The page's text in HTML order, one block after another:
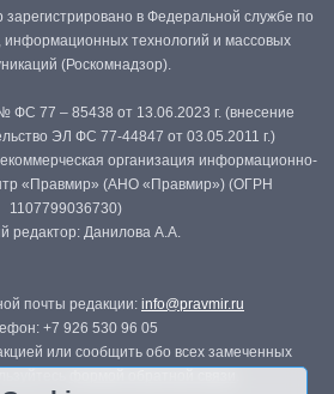
в Федеральной службе по
информационных технологий и массовых
(Роскомнадзор).
ФС 77 – 85438 от 13.06.2023 г. (внесение
ЭЛ ФС 77-44847 от 03.05.2011 г.)
организация информационно-
«Правмир» (АНО «Правмир») (ОГРН
1107799036730)
редактор: Данилова А.А.
почты редакции: info@pravmir.ru
+7 926 530 96 05
или сообщить обо всех замеченных